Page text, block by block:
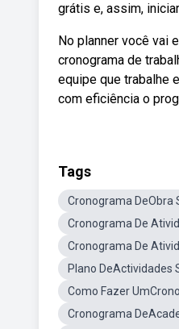
grátis e, assim,
No planner você vai
cronograma de
equipe que trabalhe
com eficiência o
Tags
Cronograma DeObra
Cronograma De
Cronograma De
Plano DeActividades
Como Fazer
Cronograma